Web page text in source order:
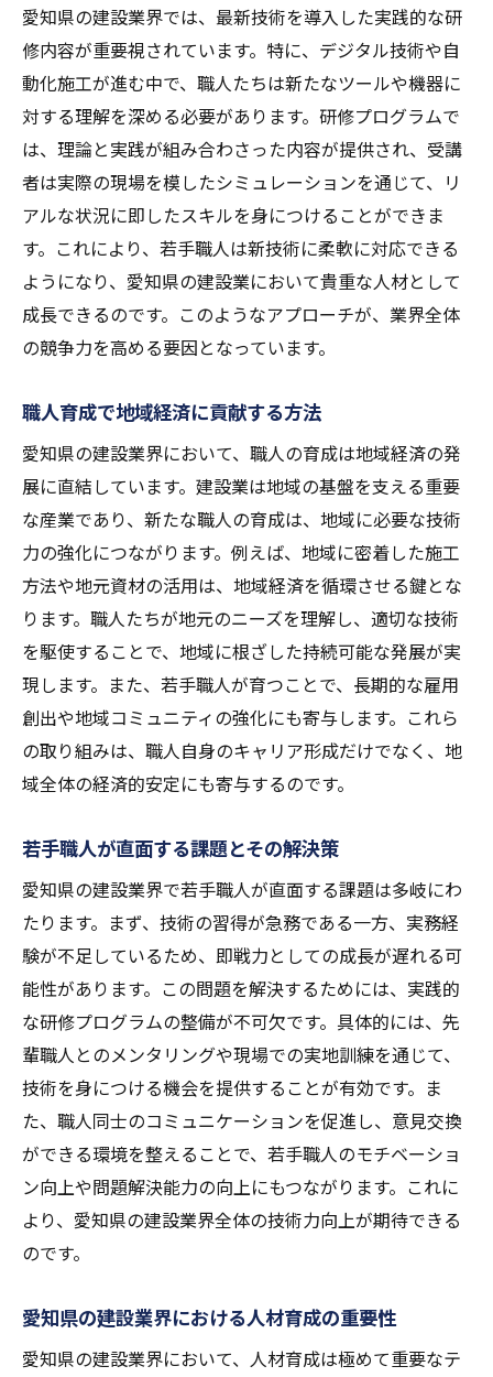
愛知県の建設業界では、最新技術を導入した実践的な研
修内容が重要視されています。特に、デジタル技術や自
動化施工が進む中で、職人たちは新たなツールや機器に
対する理解を深める必要があります。研修プログラムで
は、理論と実践が組み合わさった内容が提供され、受講
者は実際の現場を模したシミュレーションを通じて、リ
アルな状況に即したスキルを身につけることができま
す。これにより、若手職人は新技術に柔軟に対応できる
ようになり、愛知県の建設業において貴重な人材として
成長できるのです。このようなアプローチが、業界全体
の競争力を高める要因となっています。
職人育成で地域経済に貢献する方法
愛知県の建設業界において、職人の育成は地域経済の発
展に直結しています。建設業は地域の基盤を支える重要
な産業であり、新たな職人の育成は、地域に必要な技術
力の強化につながります。例えば、地域に密着した施工
方法や地元資材の活用は、地域経済を循環させる鍵とな
ります。職人たちが地元のニーズを理解し、適切な技術
を駆使することで、地域に根ざした持続可能な発展が実
現します。また、若手職人が育つことで、長期的な雇用
創出や地域コミュニティの強化にも寄与します。これら
の取り組みは、職人自身のキャリア形成だけでなく、地
域全体の経済的安定にも寄与するのです。
若手職人が直面する課題とその解決策
愛知県の建設業界で若手職人が直面する課題は多岐にわ
たります。まず、技術の習得が急務である一方、実務経
験が不足しているため、即戦力としての成長が遅れる可
能性があります。この問題を解決するためには、実践的
な研修プログラムの整備が不可欠です。具体的には、先
輩職人とのメンタリングや現場での実地訓練を通じて、
技術を身につける機会を提供することが有効です。ま
た、職人同士のコミュニケーションを促進し、意見交換
ができる環境を整えることで、若手職人のモチベーショ
ン向上や問題解決能力の向上にもつながります。これに
より、愛知県の建設業界全体の技術力向上が期待できる
のです。
愛知県の建設業界における人材育成の重要性
愛知県の建設業界において、人材育成は極めて重要なテ